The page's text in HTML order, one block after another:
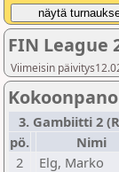
FIN League
Viimeisin
3. Gambiitti 2
pö.
Nimi
2
Elg, Marko